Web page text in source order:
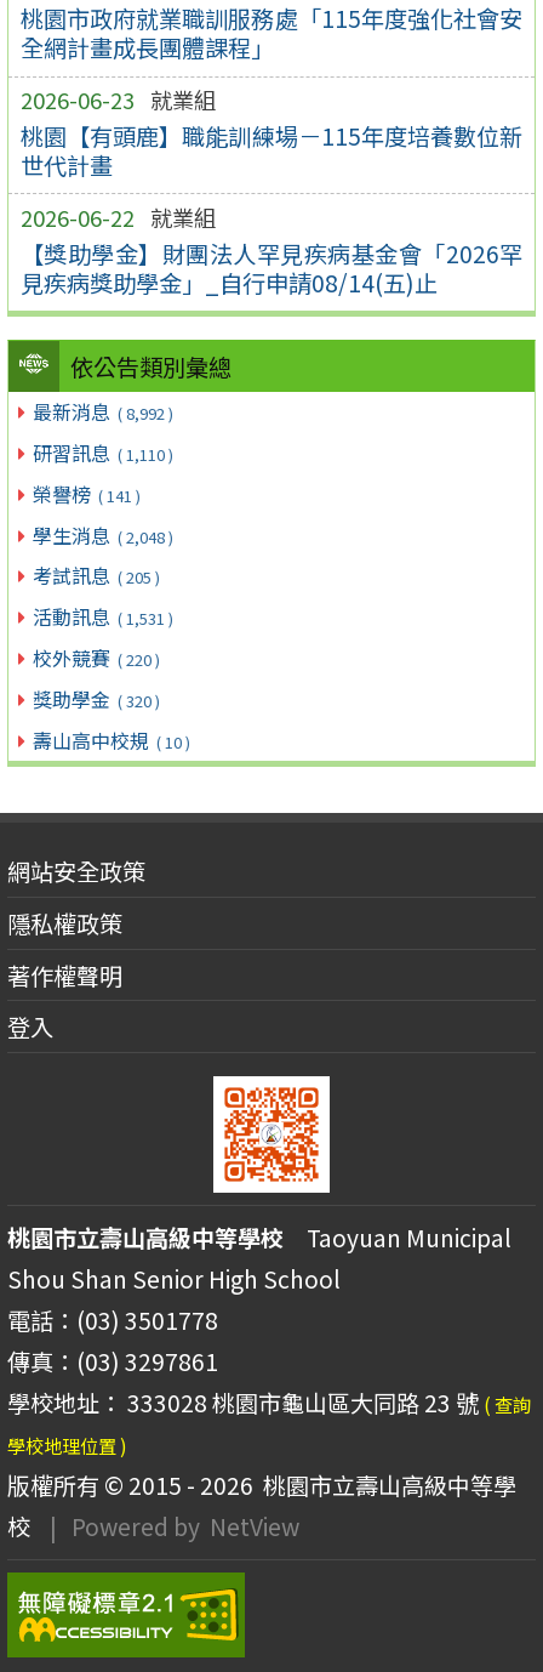
桃園市政府就業職訓服務處「115年度強化社會安
全網計畫成長團體課程」
2026-06-23 就業組
桃園【有頭鹿】職能訓練場－115年度培養數位新
世代計畫
2026-06-22 就業組
【獎助學金】財團法人罕見疾病基金會「2026罕
見疾病獎助學金」_自行申請08/14(五)止
依公告類別彙總
最新消息 ( 8,992 )
研習訊息 ( 1,110 )
榮譽榜 ( 141 )
學生消息 ( 2,048 )
考試訊息 ( 205 )
活動訊息 ( 1,531 )
校外競賽 ( 220 )
獎助學金 ( 320 )
壽山高中校規 ( 10 )
網站安全政策
隱私權政策
著作權聲明
登入
桃園市立壽山高級中等學校 Taoyuan Municipal
Shou Shan Senior High School
電話：(03) 3501778
傳真：(03) 3297861
學校地址： 333028 桃園市龜山區大同路 23 號 ( 查詢
學校地理位置 )
版權所有 © 2015 - 2026 桃園市立壽山高級中等學
校
| Powered by NetView